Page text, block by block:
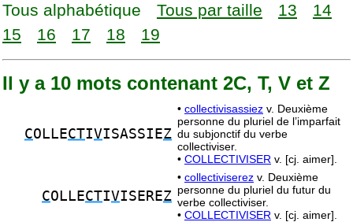
Tous alphabétique Tous par taille 13
14
15
16 17 18 19
Il y a 10 mots contenant 2C, T, V et Z
COLLECTIVISASSIEZ
• collectivisassiez v. Deuxième
personne du pluriel de l’imparfait
du subjonctif du verbe
collectiviser.
• COLLECTIVISER v. [cj. aimer].
COLLECTIVISEREZ
• collectiviserez v. Deuxième
personne du pluriel du futur du
verbe collectiviser.
• COLLECTIVISER v. [cj. aimer].